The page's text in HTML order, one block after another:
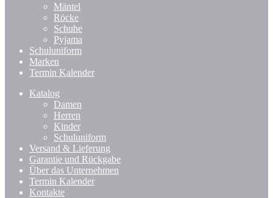
Mäntel
Röcke
Schuhe
Pyjama
Schuluniform
Marken
Termin Kalender
Katalog
Damen
Herren
Kinder
Schuluniform
Versand & Lieferung
Garantie und Rückgabe
Über das Unternehmen
Termin Kalender
Kontakte